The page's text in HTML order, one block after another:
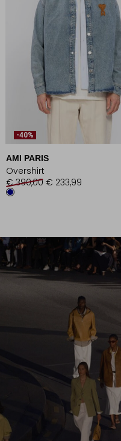
-40%
AMI PARIS
Overshirt
€ 390,00 € 233,99